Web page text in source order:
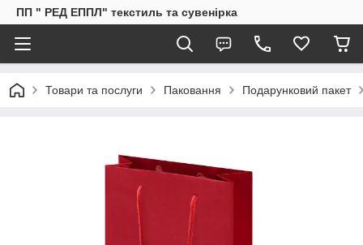
ПП " РЕД ЕППЛ" текстиль та сувенірка
Товари та послуги Паковання Подарунковий пакет